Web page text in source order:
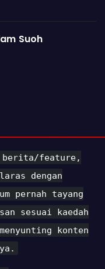
Suoh
berita/feature,
dengan
pernah tayang
sesuai kaedah
konten